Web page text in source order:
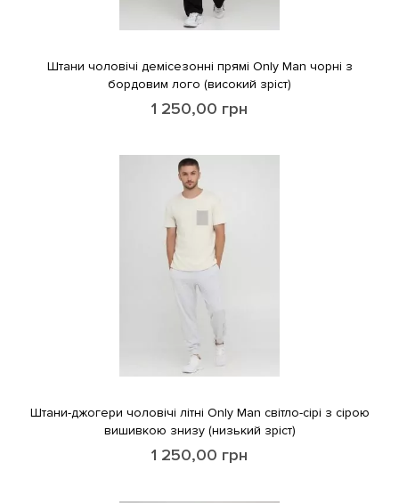
Штани чоловічі демісезонні прямі Only Man чорні з
бордовим лого (високий зріст)
1 250,00 грн
Штани-джогери чоловічі лiтні Only Man світло-сірі з сірою
вишивкою знизу (низький зріст)
1 250,00 грн